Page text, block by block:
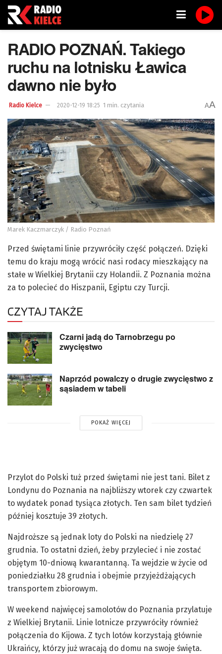
RADIO POZNAŃ. Takiego
ruchu na lotnisku Ławica
dawno nie było
Radio Kielce 2020-12-19 18:25 1 min. czytania AA
Marek Kaczmarczyk / Radio Poznań
Przed świętami linie przywróciły część połączeń. Dzięki
temu do kraju mogą wrócić nasi rodacy mieszkający na
stałe w Wielkiej Brytanii czy Holandii. Z Poznania można
za to polecieć do Hiszpanii, Egiptu czy Turcji.
CZYTAJ TAKŻE
Czarni jadą do Tarnobrzegu po
zwycięstwo
Naprzód powalczy o drugie zwycięstwo z
sąsiadem w tabeli
POKAŻ WIĘCEJ
Przylot do Polski tuż przed świętami nie jest tani. Bilet z
Londynu do Poznania na najbliższy wtorek czy czwartek
to wydatek ponad tysiąca złotych. Ten sam bilet tydzień
później kosztuje 39 złotych.
Najdroższe są jednak loty do Polski na niedzielę 27
grudnia. To ostatni dzień, żeby przylecieć i nie zostać
objętym 10-dniową kwarantanną. Ta wejdzie w życie od
poniedziałku 28 grudnia i obejmie przyjeżdżających
transportem zbiorowym.
W weekend najwięcej samolotów do Poznania przylatuje
z Wielkiej Brytanii. Linie lotnicze przywróciły również
połączenia do Kijowa. Z tych lotów korzystają głównie
Ukraińcy, którzy już wracają do domu na swoje święta.